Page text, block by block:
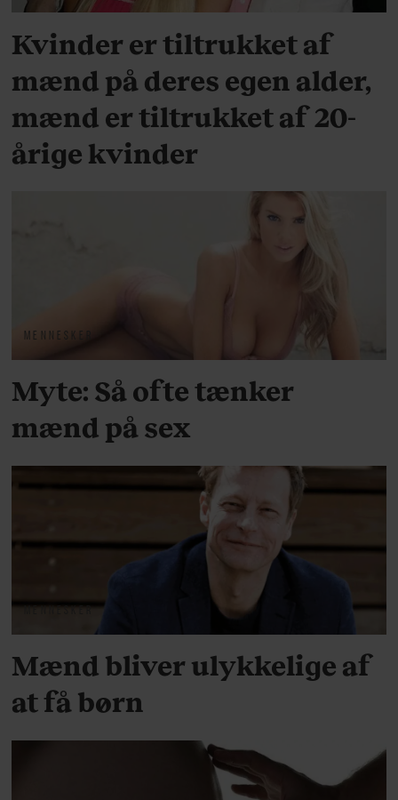
Kvinder er tiltrukket af
mænd på deres egen alder,
mænd er tiltrukket af 20-
årige kvinder
MENNESKER
Myte: Så ofte tænker
mænd på sex
MENNESKER
Mænd bliver ulykkelige af
at få børn